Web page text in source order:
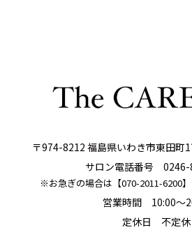
〒974-8212 福島県いわき市東田町
サロン電話番号
※お急ぎの場合は【070-2011-6200
営業時間 10:00～
定休日 不定休